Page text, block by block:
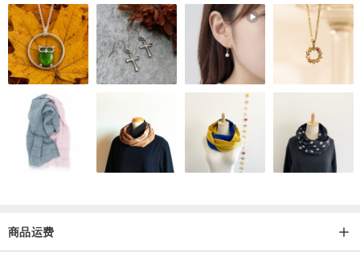
和颜色与大胆的撞色色块作为布料，并且在这个时代女性抬头，掀起
了一股穿迷你裙的风潮，甚至有女性还为此走上街头。今日我们在街
头可以看见很多女孩穿极短的裙子作为时尚穿搭，都要感谢这个年代
的女性与时尚风潮带给我们的改变。
1970为大喇叭裤的时代，大众欣赏的是舒适的剪裁设计，但又却推鼓
着那些大胆的花纹与艳丽的色彩组合。这个时代掀起一股奇异就是潮
的氛围，许多民族风格也在这个年代大放异彩。
材质被应用于衣着上，饱和颜色的裤袜、衣着上的流苏、毛毛袜套与
商品运费